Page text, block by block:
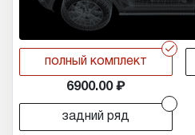
r
полный комплект
6900.00
задний ряд